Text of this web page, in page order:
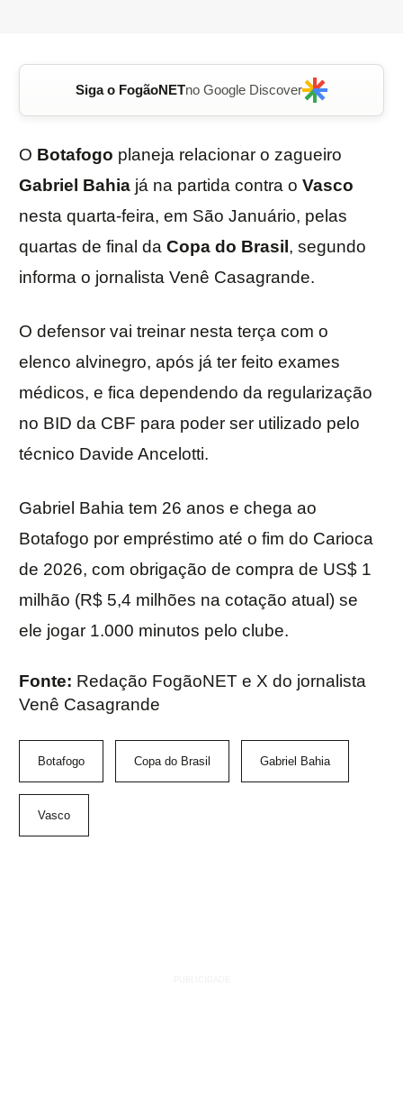
Siga o FogãoNETno Google Discover
O Botafogo planeja relacionar o zagueiro
Gabriel Bahia já na partida contra o Vasco
nesta quarta-feira, em São Januário, pelas
quartas de final da Copa do Brasil , segundo
informa o jornalista Venê Casagrande.
O defensor vai treinar nesta terça com o
elenco alvinegro, após já ter feito exames
médicos, e fica dependendo da regularização
no BID da CBF para poder ser utilizado pelo
técnico Davide Ancelotti.
Gabriel Bahia tem 26 anos e chega ao
Botafogo por empréstimo até o fim do Carioca
de 2026, com obrigação de compra de US$ 1
milhão (R$ 5,4 milhões na cotação atual) se
ele jogar 1.000 minutos pelo clube.
Fonte: Redação FogãoNET e X do jornalista
Venê Casagrande
Botafogo Copa do Brasil Gabriel Bahia
Vasco